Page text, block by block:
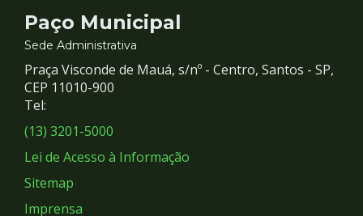
Contato
e
Redes
Sociais
Paço Municipal
Sede Administrativa
Praça Visconde de Mauá, s/nº - Centro, Santos - SP,
CEP 11010-900
Tel:
(13) 3201-5000
Lei de Acesso à Informação
Sitemap
Imprensa